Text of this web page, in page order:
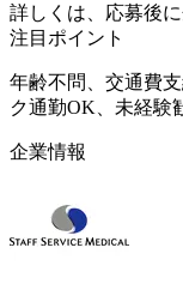
詳しくは、応募後
注目ポイント
年齢不問、交通費
ク通勤OK、未経験
企業情報